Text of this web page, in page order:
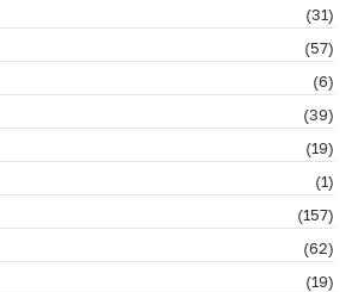
(31)
(57)
(6)
(39)
(19)
(1)
(157)
(62)
(19)